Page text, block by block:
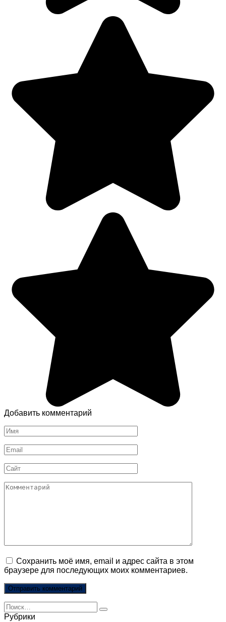
Добавить комментарий
Имя
*
Email
*
Сайт
Комментарий
Сохранить моё имя, email и адрес сайта в этом
браузере для последующих моих комментариев.
Search
for:
Рубрики